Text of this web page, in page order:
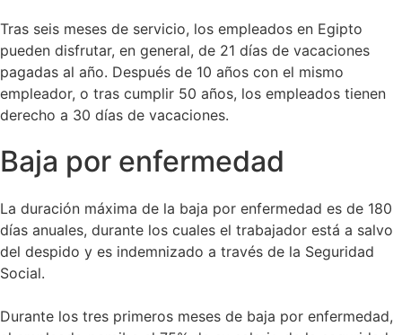
Tras seis meses de servicio, los empleados en Egipto
pueden disfrutar, en general, de 21 días de vacaciones
pagadas al año. Después de 10 años con el mismo
empleador, o tras cumplir 50 años, los empleados tienen
derecho a 30 días de vacaciones.
Baja por enfermedad
La duración máxima de la baja por enfermedad es de 180
días anuales, durante los cuales el trabajador está a salvo
del despido y es indemnizado a través de la Seguridad
Social.
Durante los tres primeros meses de baja por enfermedad,